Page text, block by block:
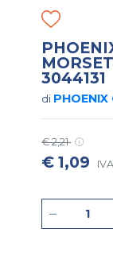
3044131
di
€ 2,21
€ 1,09